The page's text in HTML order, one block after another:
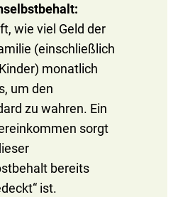
wie viel Geld der
(einschließlich
monatlich
um den
zu wahren. Ein
sorgt
bereits
ist.